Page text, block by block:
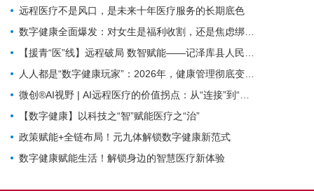
远程医疗不是风口，是未来十年医疗服务的长期底色
数字健康全面爆发：对女生是福利收割，还是焦虑绑架？
【援青“医”线】远程破局 数智赋能——记泽库县人民医院构建远程医疗体系筑牢高原健康防线
人人都是“数字健康玩家”：2026年，健康管理彻底变天了
微创®AI视野 | AI远程医疗的价值拐点：从“连接”到“理解”MicroPort微创动态
【数字健康】以科技之“智”赋能医疗之“治”
政策赋能+全链布局！元九体解锁数字健康新范式
数字健康赋能生活！解锁身边的智慧医疗新体验